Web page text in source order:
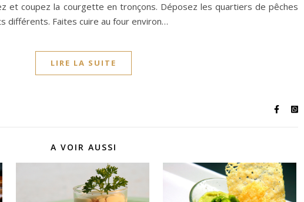
et coupez la courgette en tronçons. Déposez les quartiers de pêches
différents. Faites cuire au four environ…
LIRE LA SUITE
A VOIR AUSSI